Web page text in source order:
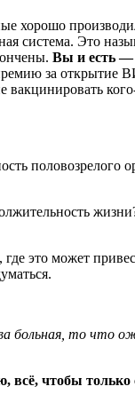
хорошо
система. Это
Вы и есть —
за открытие
половозрелого
это может
больная, то что
чтобы только